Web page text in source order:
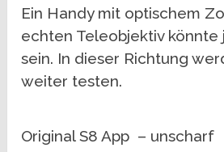
Ein Handy mit optischem
echten Teleobjektiv
sein. In dieser Richtung
weiter testen.
Original S8 App – unscharf